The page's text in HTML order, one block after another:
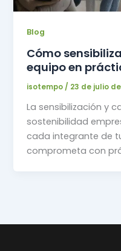
Blog
Cómo
equipo en
isotempo / 23 de julio
La sensibilización y
sostenibilidad
cada integrante de
comprometa con